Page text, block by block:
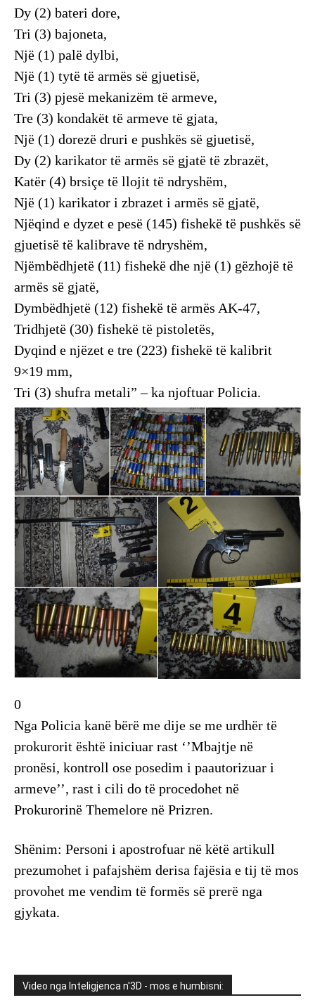
Dy (2) bateri dore,
Tri (3) bajoneta,
Një (1) palë dylbi,
Një (1) tytë të armës së gjuetisë,
Tri (3) pjesë mekanizëm të armeve,
Tre (3) kondakët të armeve të gjata,
Një (1) dorezë druri e pushkës së gjuetisë,
Dy (2) karikator të armës së gjatë të zbrazët,
Katër (4) brsiçe të llojit të ndryshëm,
Një (1) karikator i zbrazet i armës së gjatë,
Njëqind e dyzet e pesë (145) fishekë të pushkës së
gjuetisë të kalibrave të ndryshëm,
Njëmbëdhjetë (11) fishekë dhe një (1) gëzhojë të
armës së gjatë,
Dymbëdhjetë (12) fishekë të armës AK-47,
Tridhjetë (30) fishekë të pistoletës,
Dyqind e njëzet e tre (223) fishekë të kalibrit
9×19 mm,
Tri (3) shufra metali” – ka njoftuar Policia.
0
Nga Policia kanë bërë me dije se me urdhër të
prokurorit është iniciuar rast ‘’Mbajtje në
pronësi, kontroll ose posedim i paautorizuar i
armeve’’, rast i cili do të procedohet në
Prokurorinë Themelore në Prizren.
Shënim: Personi i apostrofuar në këtë artikull
prezumohet i pafajshëm derisa fajësia e tij të mos
provohet me vendim të formës së prerë nga
gjykata.
Video nga Inteligjenca n'3D - mos e humbisni: